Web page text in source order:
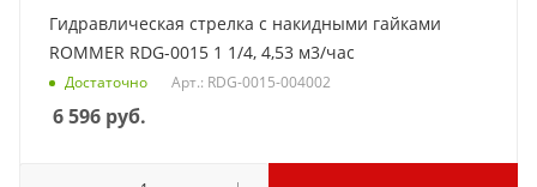
Гидравлическая стрелка с накидными гайками
ROMMER RDG-0015 1 1/4, 4,53 м3/час
Достаточно Арт.: RDG-0015-004002
6 596 руб.